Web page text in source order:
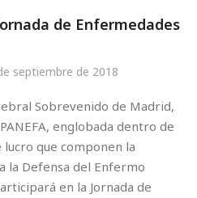
de Enfermedades
septiembre de 2018
Sobrevenido de Madrid,
englobada dentro de
que componen la
la Defensa del Enfermo
en la Jornada de